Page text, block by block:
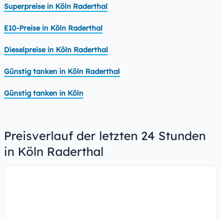
Superpreise in Köln Raderthal
E10-Preise in Köln Raderthal
Dieselpreise in Köln Raderthal
Günstig tanken in Köln Raderthal
Günstig tanken in Köln
Preisverlauf der letzten 24 Stunden
in Köln Raderthal